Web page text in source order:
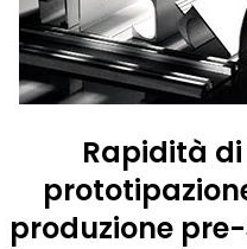
Rapidità di
produzione